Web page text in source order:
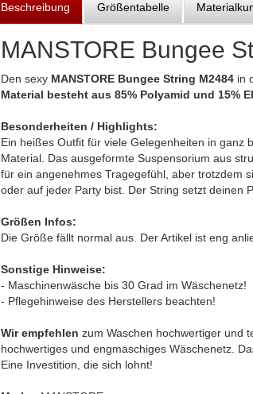
Beschreibung Größentabelle
MANSTORE Bungee
Den sexy MANSTORE Bungee String M2484in
Material besteht aus 85% Polyamid und 15%
Besonderheiten / Highlights:
Ein heißes Outfit für viele Gelegenheiten in ganz
Material. Das ausgeformte Suspensorium aus
für ein angenehmes Tragegefühl, aber trotzdem
oder auf jeder Party bist. Der String setzt deinen
Größen Infos:
Die Größe fällt normal aus. Der Artikel ist eng
Sonstige Hinweise:
- Maschinenwäsche bis 30 Grad im Wäschenetz!
- Pflegehinweise des Herstellers beachten!
Wir empfehlen zum Waschen hochwertiger und
hochwertiges und engmaschiges Wäschenetz.
Eine Investition, die sich lohnt!